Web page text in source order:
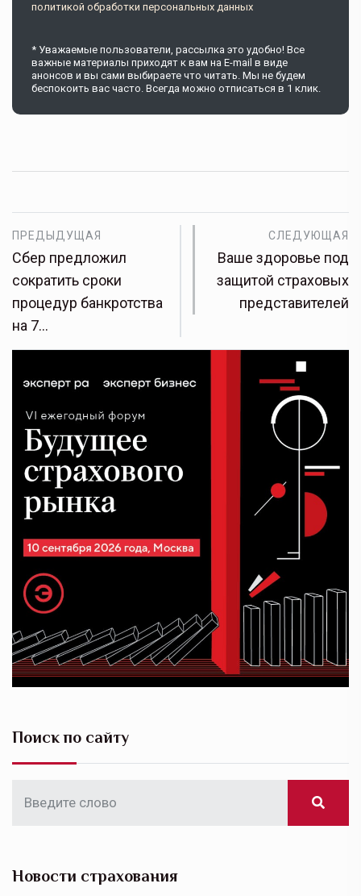
политикой обработки персональных данных
* Уважаемые пользователи, рассылка это удобно! Все
важные материалы приходят к вам на E-mail в виде
анонсов и вы сами выбираете что читать. Мы не будем
беспокоить вас часто. Всегда можно отписаться в 1 клик.
ПРЕДЫДУЩАЯ
Сбер предложил
сократить сроки
процедур банкротства
на 7…
СЛЕДУЮЩАЯ
Ваше здоровье под
защитой страховых
представителей
Поиск по сайту
Новости страхования